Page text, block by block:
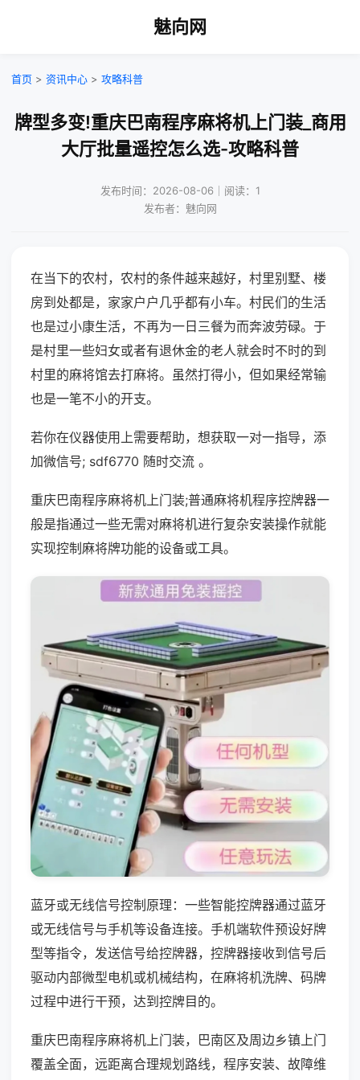
魅向网
首页 > 资讯中心 > 攻略科普
牌型多变!重庆巴南程序麻将机上门装_商用
大厅批量遥控怎么选-攻略科普
发布时间：2026-08-06｜阅读：1
发布者：魅向网
在当下的农村，农村的条件越来越好，村里别墅、楼
房到处都是，家家户户几乎都有小车。村民们的生活
也是过小康生活，不再为一日三餐为而奔波劳碌。于
是村里一些妇女或者有退休金的老人就会时不时的到
村里的麻将馆去打麻将。虽然打得小，但如果经常输
也是一笔不小的开支。
若你在仪器使用上需要帮助，想获取一对一指导，添
加微信号; sdf6770 随时交流 。
重庆巴南程序麻将机上门装;普通麻将机程序控牌器一
般是指通过一些无需对麻将机进行复杂安装操作就能
实现控制麻将牌功能的设备或工具。
蓝牙或无线信号控制原理：一些智能控牌器通过蓝牙
或无线信号与手机等设备连接。手机端软件预设好牌
型等指令，发送信号给控牌器，控牌器接收到信号后
驱动内部微型电机或机械结构，在麻将机洗牌、码牌
过程中进行干预，达到控牌目的。
重庆巴南程序麻将机上门装，巴南区及周边乡镇上门
覆盖全面，远距离合理规划路线，程序安装、故障维